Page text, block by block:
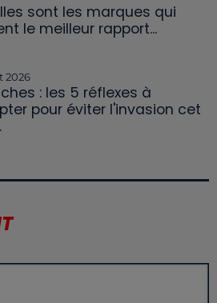
sont les marques qui
le meilleur rapport...
2026
: les 5 réflexes à
pour éviter l'invasion cet